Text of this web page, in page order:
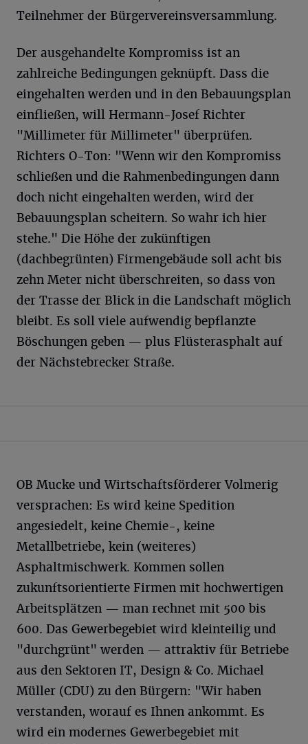
Teilnehmer der Bürgervereinsversammlung.
Der ausgehandelte Kompromiss ist an
zahlreiche Bedingungen geknüpft. Dass die
eingehalten werden und in den Bebauungsplan
einfließen, will Hermann-Josef Richter
"Millimeter für Millimeter" überprüfen.
Richters O-Ton: "Wenn wir den Kompromiss
schließen und die Rahmenbedingungen dann
doch nicht eingehalten werden, wird der
Bebauungsplan scheitern. So wahr ich hier
stehe." Die Höhe der zukünftigen
(dachbegrünten) Firmengebäude soll acht bis
zehn Meter nicht überschreiten, so dass von
der Trasse der Blick in die Landschaft möglich
bleibt. Es soll viele aufwendig bepflanzte
Böschungen geben — plus Flüsterasphalt auf
der Nächstebrecker Straße.
OB Mucke und Wirtschaftsförderer Volmerig
versprachen: Es wird keine Spedition
angesiedelt, keine Chemie-, keine
Metallbetriebe, kein (weiteres)
Asphaltmischwerk. Kommen sollen
zukunftsorientierte Firmen mit hochwertigen
Arbeitsplätzen — man rechnet mit 500 bis
600. Das Gewerbegebiet wird kleinteilig und
"durchgrünt" werden — attraktiv für Betriebe
aus den Sektoren IT, Design & Co. Michael
Müller (CDU) zu den Bürgern: "Wir haben
verstanden, worauf es Ihnen ankommt. Es
wird ein modernes Gewerbegebiet mit